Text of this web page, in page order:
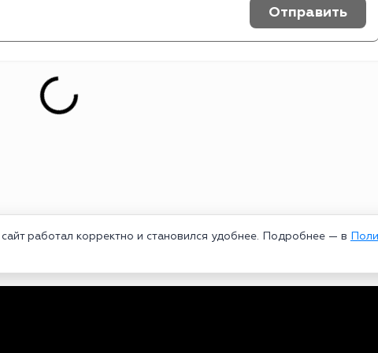
работал корректно и становился удобнее. Подробнее — в
Отправить